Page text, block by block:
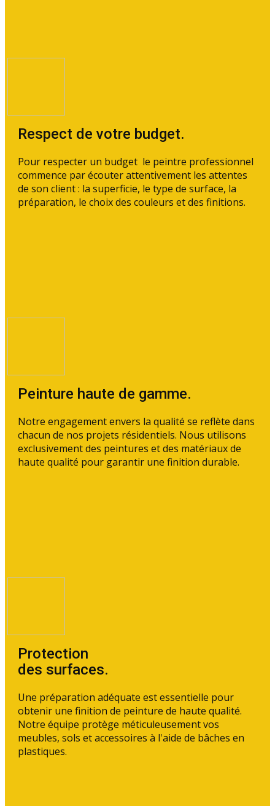
Respect de votre budget.
Pour respecter un budget le peintre professionnel
commence par écouter attentivement les attentes
de son client : la superficie, le type de surface, la
préparation, le choix des couleurs et des finitions.
Peinture haute de gamme.
Notre engagement envers la qualité se reflète dans
chacun de nos projets résidentiels. ​Nous utilisons
exclusivement des peintures et des matériaux de
haute qualité pour garantir une finition durable.
Protection
des surfaces.
Une préparation adéquate est essentielle pour
obtenir une finition de peinture de haute qualité.
Notre équipe protège méticuleusement vos
meubles, sols et accessoires à l'aide de bâches en
plastiques.